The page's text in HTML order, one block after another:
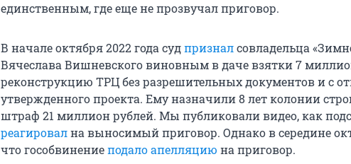
единственным, где еще не прозвучал приговор.
В начале октября 2022 года судпризналсовладельца
Вячеслава Вишневского виновным в даче взятки 7
реконструкцию ТРЦ без разрешительных документов и с
утвержденного проекта. Ему назначили 8 лет колонии
штраф 21 миллион рублей. Мы публиковали видео, как
реагировална выносимый приговор. Однако в середине
что гособвинениеподало апелляцию на приговор.